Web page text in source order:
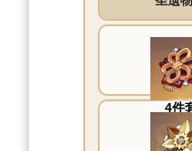
4件